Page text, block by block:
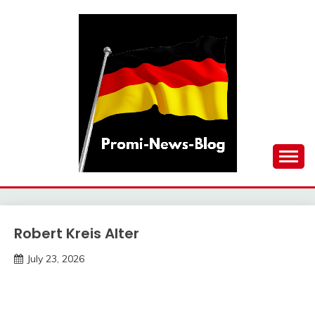
PROMI-NEWS-BLOG
Trends
Robert Kreis Alter
July 23, 2026